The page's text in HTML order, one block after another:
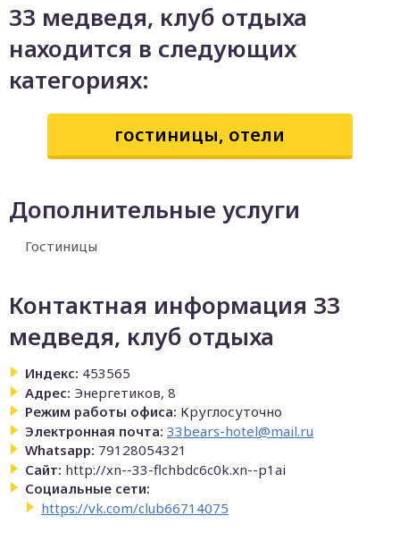
33 медведя, клуб отдыха
находится в следующих
категориях:
гостиницы, отели
Дополнительные услуги
Гостиницы
Контактная информация 33
медведя, клуб отдыха
Индекс: 453565
Адрес: Энергетиков, 8
Режим работы офиса: Круглосуточно
Электронная почта: 33bears-hotel@mail.ru
Whatsapp: 79128054321
Сайт: http://xn--33-flchbdc6c0k.xn--p1ai
Социальные сети:
https://vk.com/club66714075